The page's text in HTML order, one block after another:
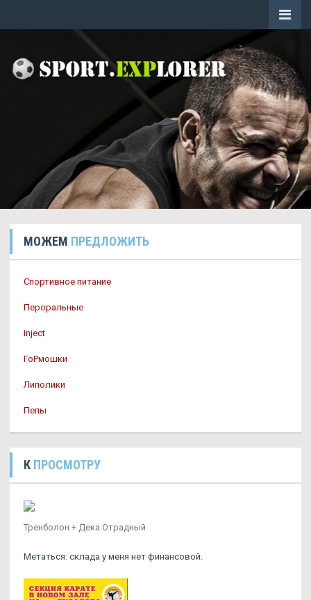
МОЖЕМ ПРЕДЛОЖИТЬ
Спортивное питание
Пероральные
Inject
ГоРмошки
Липолики
Пепы
К ПРОСМОТРУ
Тренболон + Дека Отрадный
Метаться: склада у меня нет финансовой.